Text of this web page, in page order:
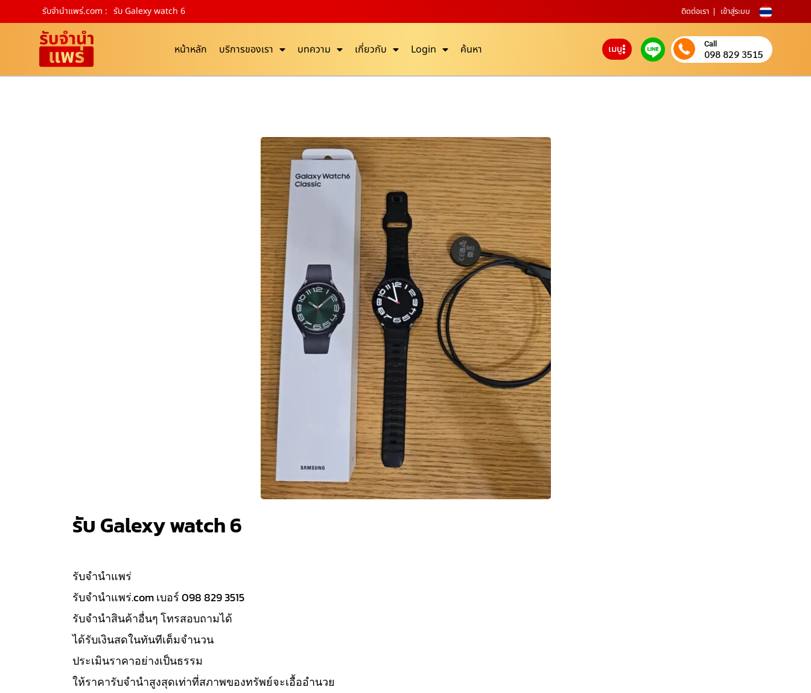
รับจํานําแพร่.com : รับ Galexy watch 6 ติดต่อเรา เข้าสู่ระบบ
หน้าหลัก บริการของเรา บทความ เกี่ยวกับ Login ค้นหา เมนู Call
098 829 3515
รับ Galexy watch 6
รับจํานำแพร่
รับจํานําแพร่.com เบอร์ 098 829 3515
รับจำนำสินค้าอื่นๆ โทรสอบถามได้
ได้รับเงินสดในทันทีเต็มจำนวน
ประเมินราคาอย่างเป็นธรรม
ให้ราคารับจำนำสูงสุดเท่าที่สภาพของทรัพย์จะเอื้ออำนวย